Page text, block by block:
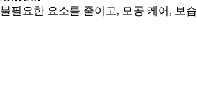
불필요한 요소를 줄이고, 모공 케어, 보